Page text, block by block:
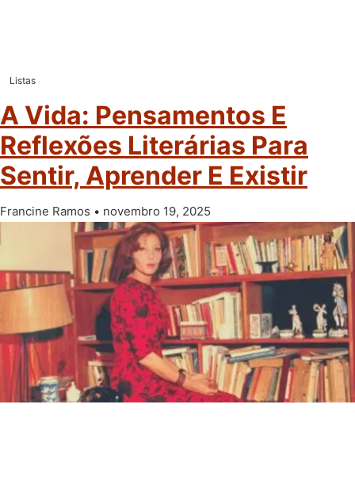
Listas
A Vida: Pensamentos E
Reflexões Literárias Para
Sentir, Aprender E Existir
Francine Ramos novembro 19, 2025